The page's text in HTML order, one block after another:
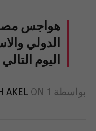
هواجس مصر
الدولي
اليوم التالي
بواسطة AKEL ON 1 نوفمبر 2009